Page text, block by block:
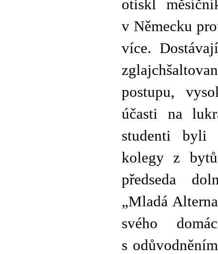
otiskl
v Německu
více.
postupu,
účasti na
studenti byli
kolegy z
předseda
„Mladá
svého
s